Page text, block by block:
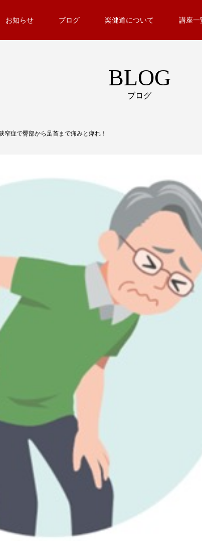
お知らせ ブログ 楽健道について 講座一
BLOG
ブログ
窄症で臀部から足首まで痛みと痺れ！